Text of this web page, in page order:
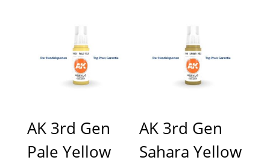
AK 3rd Gen
Pale Yellow
AK 3rd Gen
Sahara Yellow